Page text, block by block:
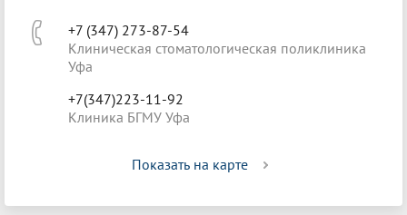
+7 (347) 273-87-54
Клиническая стоматологическая поликлиника
Уфа
+7(347)223-11-92
Клиника БГМУ Уфа
Показать на карте